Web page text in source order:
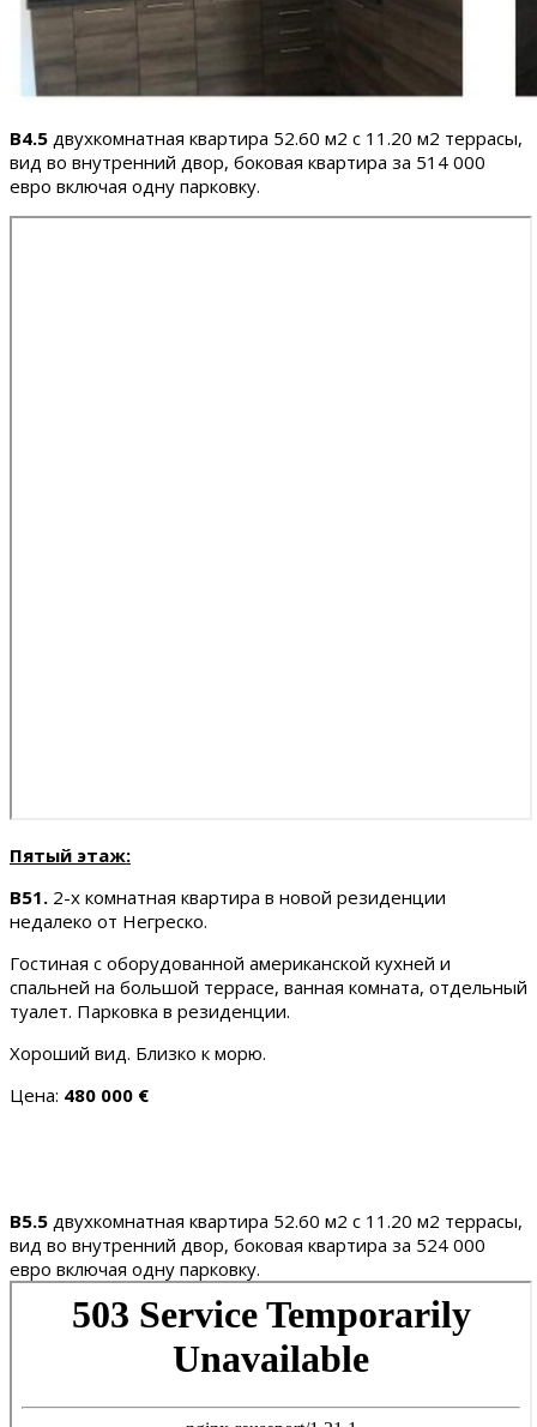
B4.5 двухкомнатная квартира 52.60 м2 с 11.20 м2 террасы,
вид во внутренний двор, боковая квартира за 514 000
евро включая одну парковку.
Пятый этаж:
B51. 2-х комнатная квартира в новой резиденции
недалеко от Негреско.
Гостиная с оборудованной американской кухней и
спальней на большой террасе, ванная комната, отдельный
туалет. Парковка в резиденции.
Хороший вид. Близко к морю.
Цена: 480 000 €
B5.5 двухкомнатная квартира 52.60 м2 с 11.20 м2 террасы,
вид во внутренний двор, боковая квартира за 524 000
евро включая одну парковку.